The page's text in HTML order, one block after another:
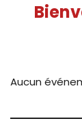
Aucun